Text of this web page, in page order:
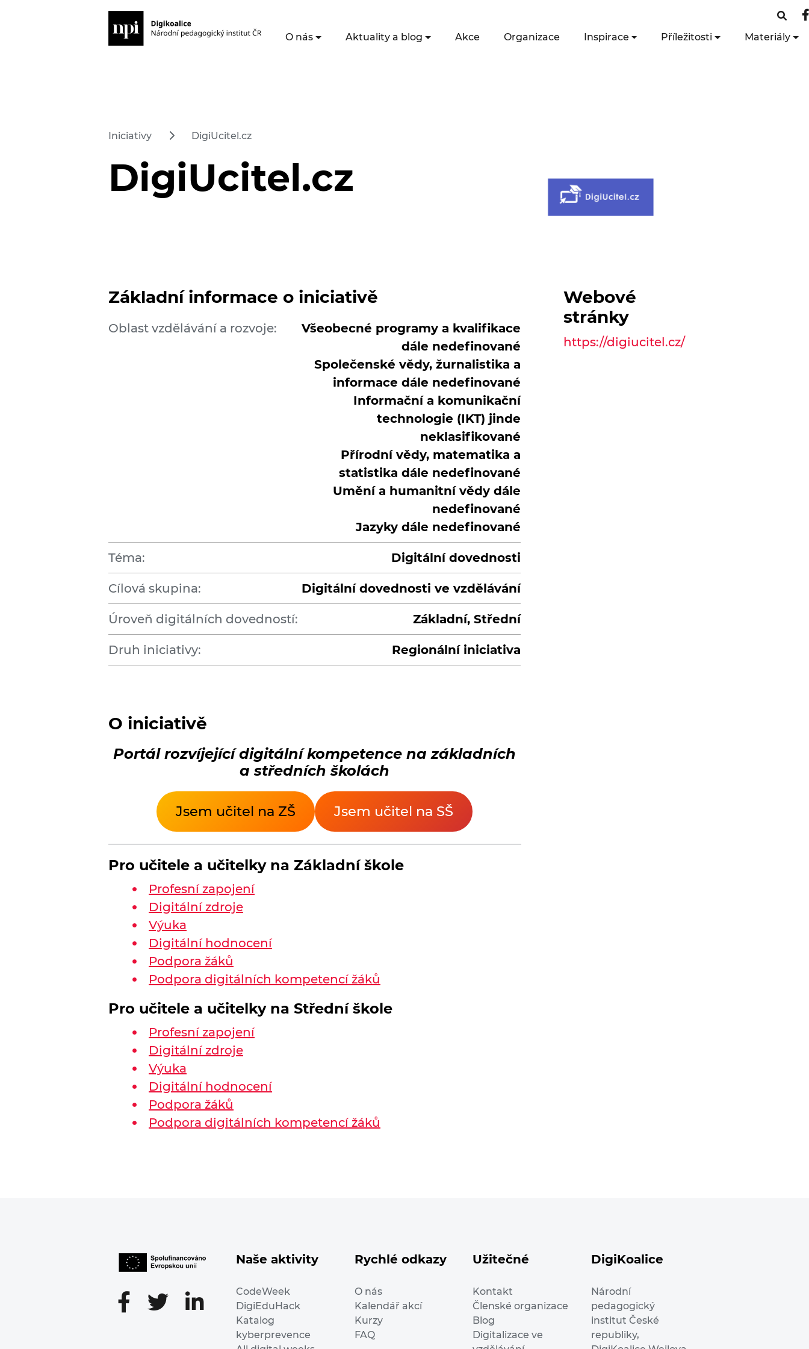
O nás Aktuality a blog Akce Organizace Inspirace Příležitosti Materiály
Iniciativy DigiUcitel.cz
DigiUcitel.cz
Základní informace o iniciativě
Oblast vzdělávání a rozvoje:
Všeobecné programy a kvalifikace
dále nedefinované
Společenské vědy, žurnalistika a
informace dále nedefinované
Informační a komunikační
technologie (IKT) jinde
neklasifikované
Přírodní vědy, matematika a
statistika dále nedefinované
Umění a humanitní vědy dále
nedefinované
Jazyky dále nedefinované
Téma: Digitální dovednosti
Cílová skupina: Digitální dovednosti ve vzdělávání
Úroveň digitálních dovedností: Základní, Střední
Druh iniciativy: Regionální iniciativa
O iniciativě
Portál rozvíjející digitální kompetence na základních
a středních školách
Jsem učitel na ZŠ Jsem učitel na SŠ
Pro učitele a učitelky na Základní škole
Profesní zapojení
Digitální zdroje
Výuka
Digitální hodnocení
Podpora žáků
Podpora digitálních kompetencí žáků
Pro učitele a učitelky na Střední škole
Profesní zapojení
Digitální zdroje
Výuka
Digitální hodnocení
Podpora žáků
Podpora digitálních kompetencí žáků
Webové
stránky
https://digiucitel.cz/
Naše aktivity
CodeWeek
DigiEduHack
Katalog
kyberprevence
Rychlé odkazy
O nás
Kalendář akcí
Kurzy
FAQ
Užitečné
Kontakt
Členské organizace
Blog
Digitalizace ve
DigiKoalice
Národní
pedagogický
institut České
republiky,